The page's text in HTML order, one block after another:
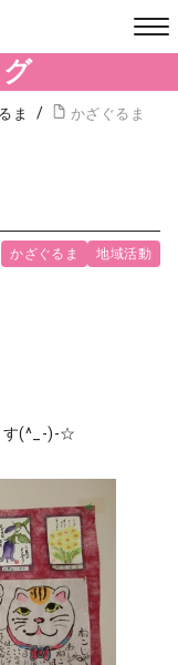
ま かざぐるま
かざぐるま 地域活動
す(^_-)-☆